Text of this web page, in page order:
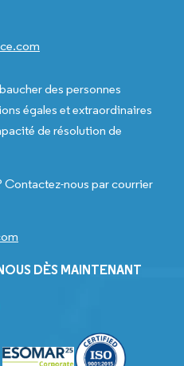
des personnes
égales et extraordinaires
de résolution de
Contactez-nous par courrier
DÈS MAINTENANT